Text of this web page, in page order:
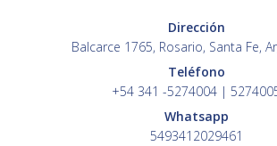
Dirección
Balcarce 1765, Rosario, Santa Fe,
Teléfono
+54 341 -5274004 |
Whatsapp
5493412029461